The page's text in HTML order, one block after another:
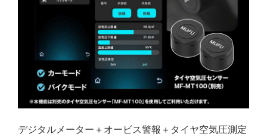
デジタルメーター＋オービス警報＋タイヤ空気圧測定